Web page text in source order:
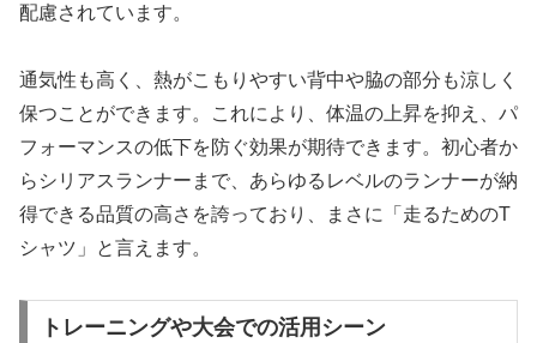
配慮されています。
通気性も高く、熱がこもりやすい背中や脇の部分も涼しく
保つことができます。これにより、体温の上昇を抑え、パ
フォーマンスの低下を防ぐ効果が期待できます。初心者か
らシリアスランナーまで、あらゆるレベルのランナーが納
得できる品質の高さを誇っており、まさに「走るためのT
シャツ」と言えます。
トレーニングや大会での活用シーン